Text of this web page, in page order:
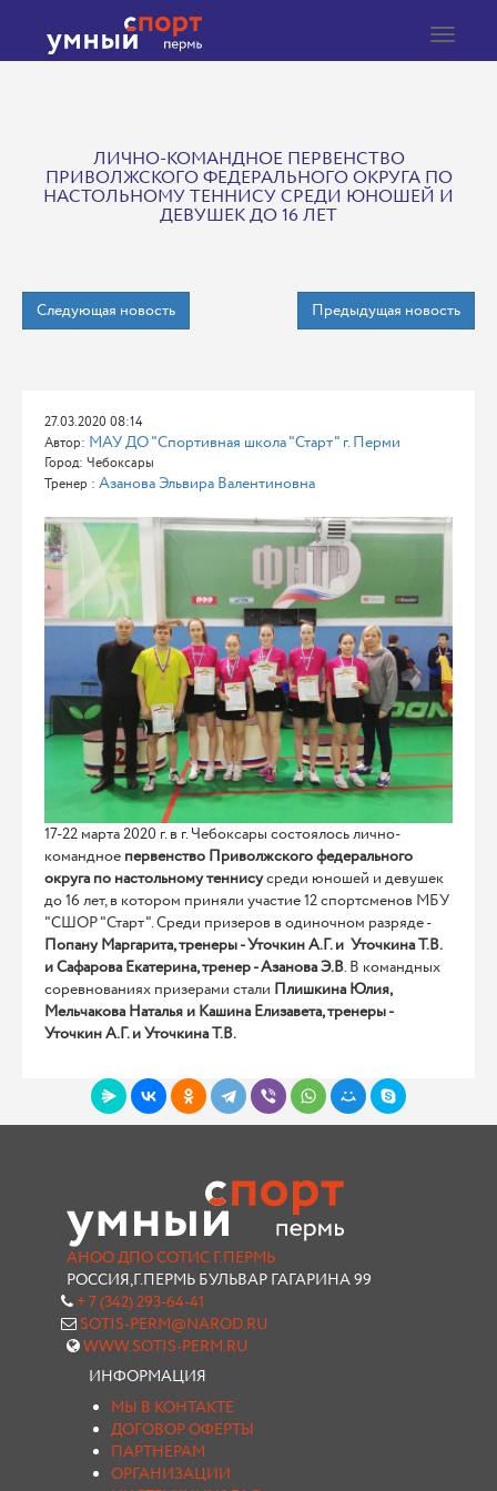
Toggle
ЛИЧНО-КОМАНДНОЕ ПЕРВЕНСТВО
ПРИВОЛЖСКОГО ФЕДЕРАЛЬНОГО ОКРУГА ПО
НАСТОЛЬНОМУ ТЕННИСУ СРЕДИ ЮНОШЕЙ И
ДЕВУШЕК ДО 16 ЛЕТ
Следующая новость Предыдущая новость
27.03.2020 08:14
Автор: МАУ ДО "Спортивная школа "Старт" г. Перми
Город: Чебоксары
Тренер : Азанова Эльвира Валентиновна
17-22 марта 2020 г. в г. Чебоксары состоялось лично-
командное первенство Приволжского федерального
округа по настольному теннисусреди юношей и девушек
до 16 лет, в котором приняли участие 12 спортсменов МБУ
"СШОР "Старт". Среди призеров в одиночном разряде -
Попану Маргарита, тренеры - Уточкин А.Г. и Уточкина Т.В.
и Сафарова Екатерина, тренер - Азанова Э.В. В командных
соревнованиях призерами стали Плишкина Юлия,
Мельчакова Наталья и Кашина Елизавета, тренеры -
Уточкин А.Г. и Уточкина Т.В.
АНОО ДПО СОТИС Г.ПЕРМЬ
РОССИЯ,Г.ПЕРМЬ БУЛЬВАР ГАГАРИНА 99
+ 7 (342) 293-64-41
SOTIS-PERM@NAROD.RU
WWW.SOTIS-PERM.RU
ИНФОРМАЦИЯ
МЫ В КОНТАКТЕ
ДОГОВОР ОФЕРТЫ
ПАРТНЕРАМ
ОРГАНИЗАЦИИ